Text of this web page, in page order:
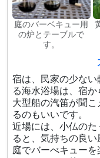
庭のバーベキュー用
の炉とテーブルで
す。
宿は、民家の少な
る海水浴場は、宿
大型船の汽笛が聞
るのもいいです。
近場には、小仏の
ると、気持ちの良い
庭でバーべキュー